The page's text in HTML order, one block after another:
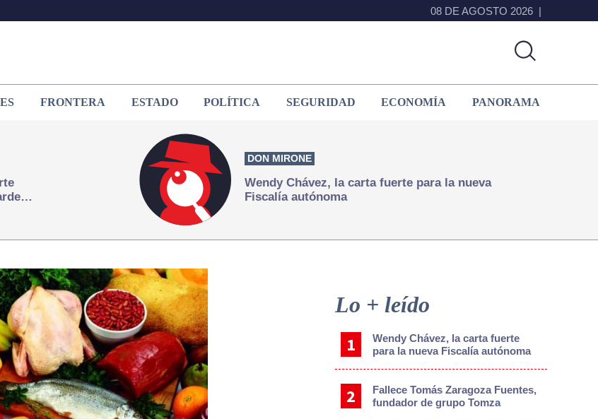
08 DE AGOSTO 2026
FRONTERA ESTADO POLÍTICA SEGURIDAD ECONOMÍA PANORAMA
DON MIRONE
Wendy Chávez, la carta fuerte para la nueva
Fiscalía autónoma
Sidebar
Lo + leído
Wendy Chávez, la carta fuerte
para la nueva Fiscalía autónoma
Fallece Tomás Zaragoza Fuentes,
fundador de grupo Tomza